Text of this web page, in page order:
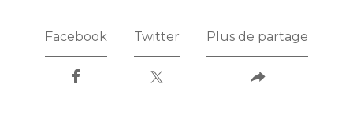
Facebook Twitter Plus de partage